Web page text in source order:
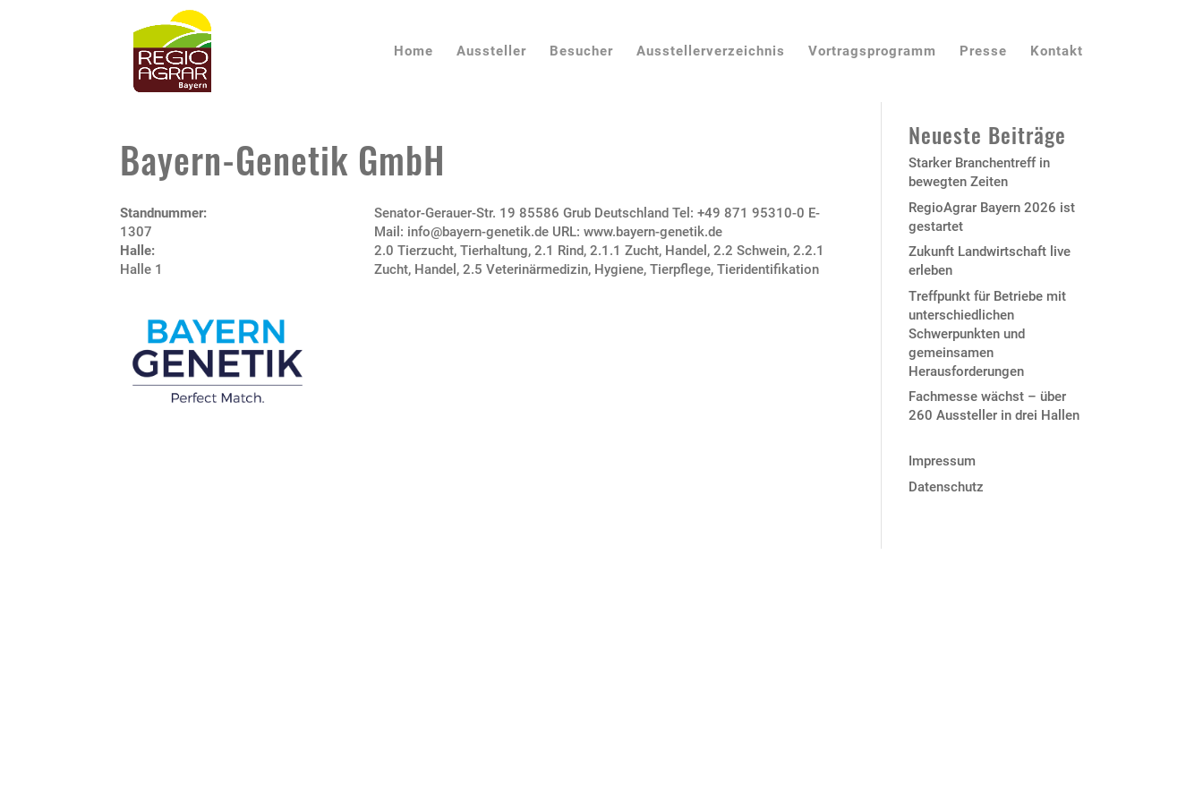
Home Aussteller Besucher Ausstellerverzeichnis Vortragsprogramm Presse Kontakt
Bayern-Genetik GmbH
Standnummer:
1307
Halle:
Halle 1
Senator-Gerauer-Str. 19 85586 Grub Deutschland Tel: +49 871 95310-0 E-
Mail: info@bayern-genetik.de URL: www.bayern-genetik.de
2.0 Tierzucht, Tierhaltung,2.1 Rind,2.1.1 Zucht, Handel ,2.2 Schwein,2.2.1
Zucht, Handel ,2.5 Veterinärmedizin, Hygiene, Tierpflege, Tieridentifikation
Neueste Beiträge
Starker Branchentreff in
bewegten Zeiten
RegioAgrar Bayern 2026 ist
gestartet
Zukunft Landwirtschaft live
erleben
Treffpunkt für Betriebe mit
unterschiedlichen
Schwerpunkten und
gemeinsamen
Herausforderungen
Fachmesse wächst – über
260 Aussteller in drei Hallen
Impressum
Datenschutz